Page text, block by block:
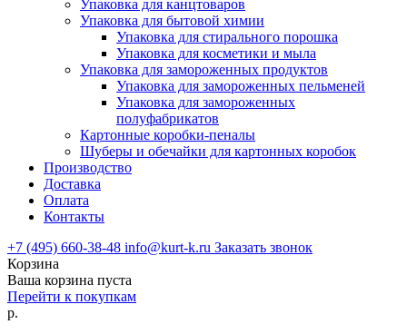
Упаковка для канцтоваров
Упаковка для бытовой химии
Упаковка для стирального порошка
Упаковка для косметики и мыла
Упаковка для замороженных продуктов
Упаковка для замороженных пельменей
Упаковка для замороженных
полуфабрикатов
Картонные коробки-пеналы
Шуберы и обечайки для картонных коробок
Производство
Доставка
Оплата
Контакты
+7 (495) 660-38-48 info@kurt-k.ru Заказать звонок
Корзина
Ваша корзина пуста
Перейти к покупкам
р.